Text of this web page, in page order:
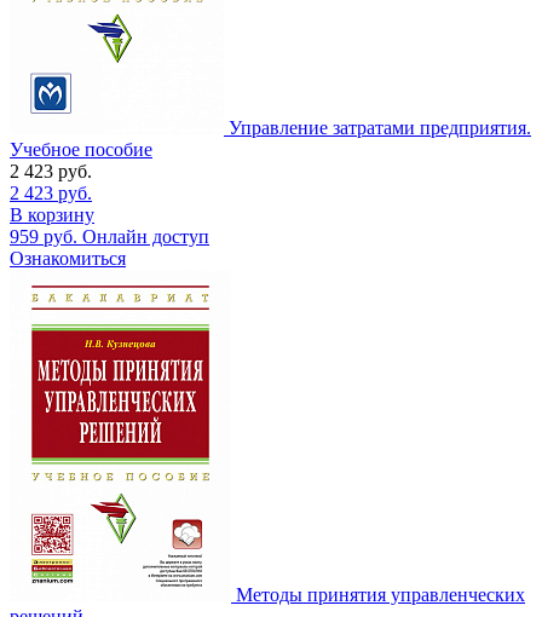
Управление затратами предприятия.
Учебное пособие
2 423 руб.
2 423 руб.
В корзину
959 руб. Онлайн доступ
Ознакомиться
Методы принятия управленческих